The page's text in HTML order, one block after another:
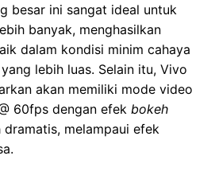
besar ini sangat ideal untuk
banyak, menghasilkan
dalam kondisi minim cahaya
lebih luas. Selain itu, Vivo
akan memiliki mode video
60fps dengan efek bokeh
melampaui efek